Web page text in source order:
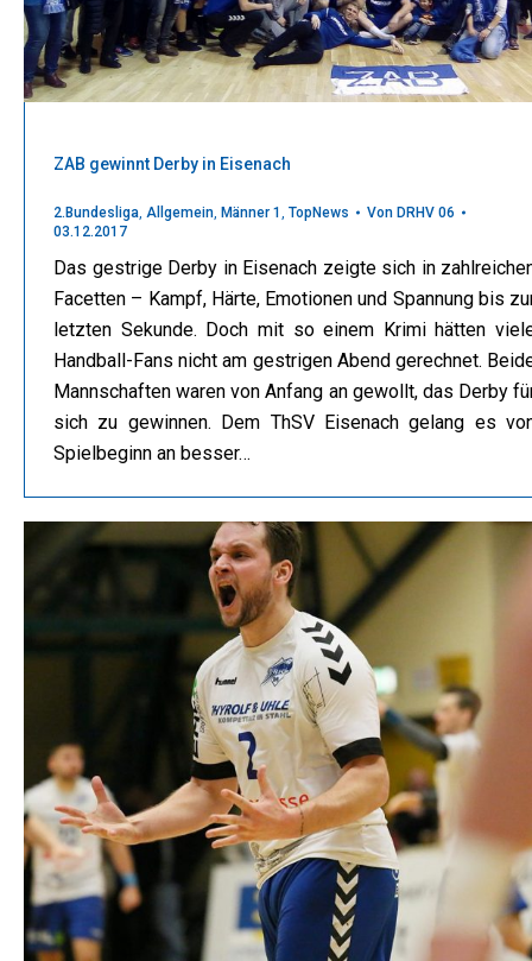
ZAB gewinnt Derby in Eisenach
2.Bundesliga Allgemein Männer 1 TopNews Von DRHV 06
03.12.2017
Das gestrige Derby in Eisenach zeigte sich in
Facetten – Kampf, Härte, Emotionen und Spannung bis
letzten Sekunde. Doch mit so einem Krimi hätten
Handball-Fans nicht am gestrigen Abend gerechnet.
Mannschaften waren von Anfang an gewollt, das Derby
sich zu gewinnen. Dem ThSV Eisenach gelang es
Spielbeginn an besser…